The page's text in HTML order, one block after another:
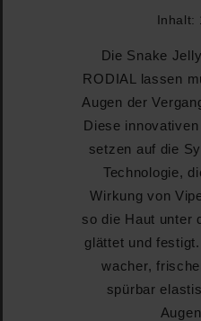
Inhalt:
Die Snake
RODIAL lassen
Augen der
Diese
setzen auf die
Technologie,
Wirkung von
so die Haut unter
glättet und
wacher,
spürbar